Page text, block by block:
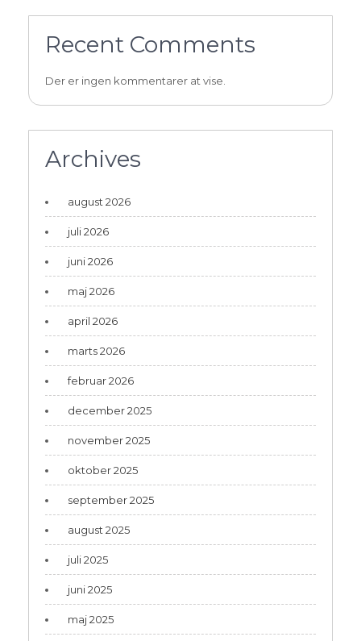
Recent Comments
Der er ingen kommentarer at vise.
Archives
august 2026
juli 2026
juni 2026
maj 2026
april 2026
marts 2026
februar 2026
december 2025
november 2025
oktober 2025
september 2025
august 2025
juli 2025
juni 2025
maj 2025